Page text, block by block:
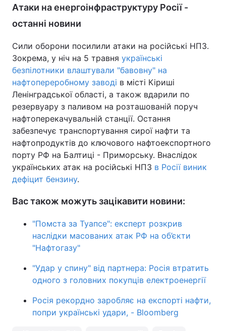
Атаки на енергоінфраструктуру Росії -
останні новини
Сили оборони посилили атаки на російські НПЗ.
Зокрема, у ніч на 5 травня українські
безпілотники влаштували "бавовну" на
нафтопереробному заводі в місті Кіриші
Ленінградської області, а також вдарили по
резервуару з паливом на розташованій поруч
нафтоперекачувальній станції. Остання
забезпечує транспортування сирої нафти та
нафтопродуктів до ключового нафтоекспортного
порту РФ на Балтиці - Приморську. Внаслідок
українських атак на російські НПЗ в Росії виник
дефіцит бензину.
Вас також можуть зацікавити новини:
"Помста за Туапсе": експерт розкрив
наслідки масованих атак РФ на об’єкти
"Нафтогазу"
"Удар у спину" від партнера: Росія втратить
одного з головних покупців електроенергії
Росія рекордно заробляє на експорті нафти,
попри українські удари, - Bloomberg